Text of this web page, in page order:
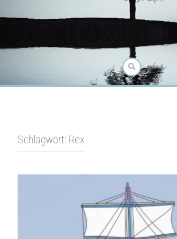
Schlagwort: Rex